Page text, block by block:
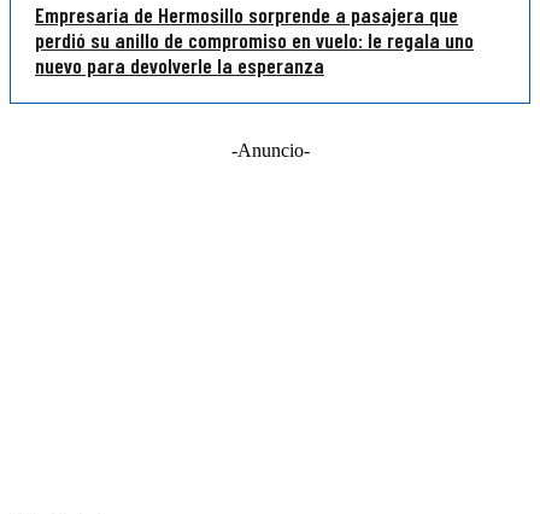
Empresaria de Hermosillo sorprende a pasajera que
perdió su anillo de compromiso en vuelo: le regala uno
nuevo para devolverle la esperanza
-Anuncio-